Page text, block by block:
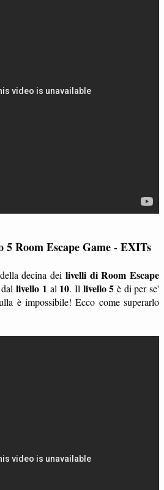
5 Room Escape Game - EXITs
decina dei livelli di Room Escape
dallivello 1 al 10. Il livello 5 è di per se'
è impossibile! Ecco come superarlo